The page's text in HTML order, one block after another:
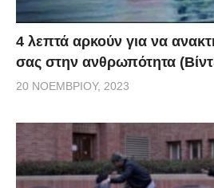
4 λεπτά αρκούν για να
σας στην ανθρωπότητα
20 ΝΟΕΜΒΡΊΟΥ, 2023